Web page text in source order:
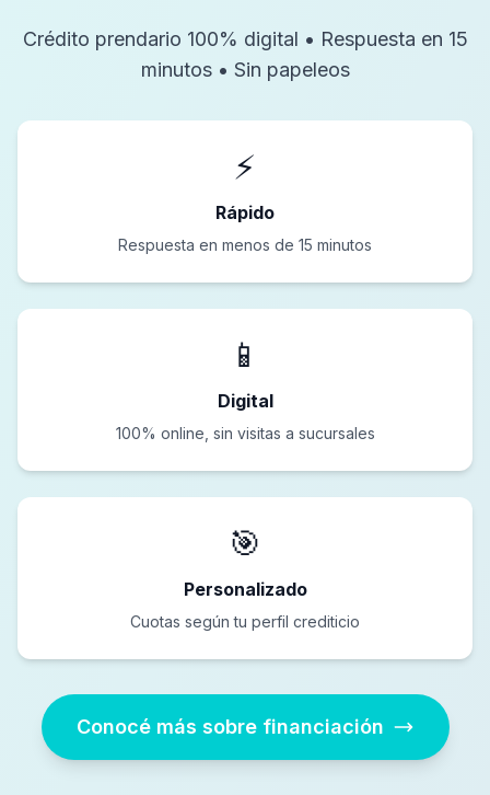
Crédito prendario 100% digital • Respuesta en 15
minutos • Sin papeleos
⚡
Rápido
Respuesta en menos de 15 minutos
📱
Digital
100% online, sin visitas a sucursales
🎯
Personalizado
Cuotas según tu perfil crediticio
Conocé más sobre financiación